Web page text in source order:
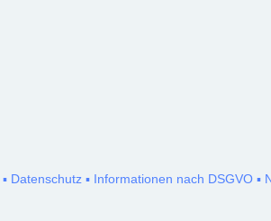
Datenschutz Informationen nach DSGVO